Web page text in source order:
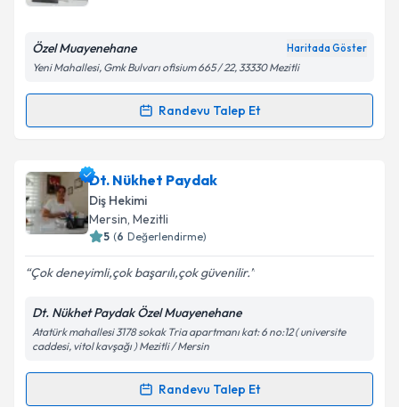
Kişisel verilerimin işlenmesine ilişkin
Metni'ni okudum ve kişisel verilerimin belirtilen
Takvim Talebini Gönder
Özel Muayenehane Haritada Göster
Yeni Mahallesi, Gmk Bulvarı ofisium 665 / 22, 33330 Mezitli
Randevu Talep Et
Randevu Takvimi Talebi
Dt. Mustafa İsmailoğluiçin randevu takvimi talebi
oluşturun. Size bu uzmandan randevu almanız için bir
takvim hazırlandığında e-posta ile bilgilendireceğiz.
Kişisel verilerimin işlenmesine ilişkinAydınlatma
Metni'ni okudum ve kişisel verilerimin belirtilen
kapsamda işlenmesini kabul ediyorum.
Dt. Nükhet Paydak
Diş Hekimi
Mersin, Mezitli
5 (6 Değerlendirme)
Çok deneyimli,çok başarılı,çok güvenilir.
Dt. Nükhet Paydak Özel Muayenehane
Atatürk mahallesi 3178 sokak Tria apartmanı kat: 6 no:12 ( universite
caddesi, vitol kavşağı ) Mezitli / Mersin
Randevu Talep Et
Randevu Takvimi Talebi